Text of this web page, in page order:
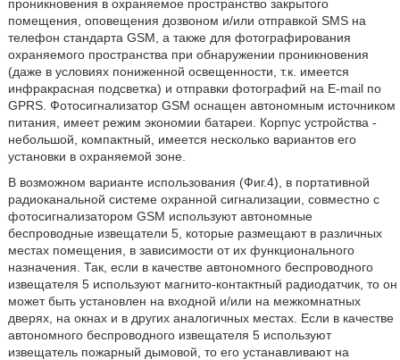
проникновения в охраняемое пространство закрытого
помещения, оповещения дозвоном и/или отправкой SMS на
телефон стандарта GSM, а также для фотографирования
охраняемого пространства при обнаружении проникновения
(даже в условиях пониженной освещенности, т.к. имеется
инфракрасная подсветка) и отправки фотографий на E-mail по
GPRS. Фотосигнализатор GSM оснащен автономным источником
питания, имеет режим экономии батареи. Корпус устройства -
небольшой, компактный, имеется несколько вариантов его
установки в охраняемой зоне.
В возможном варианте использования (Фиг.4), в портативной
радиоканальной системе охранной сигнализации, совместно с
фотосигнализатором GSM используют автономные
беспроводные извещатели 5, которые размещают в различных
местах помещения, в зависимости от их функционального
назначения. Так, если в качестве автономного беспроводного
извещателя 5 используют магнито-контактный радиодатчик, то он
может быть установлен на входной и/или на межкомнатных
дверях, на окнах и в других аналогичных местах. Если в качестве
автономного беспроводного извещателя 5 используют
извещатель пожарный дымовой, то его устанавливают на